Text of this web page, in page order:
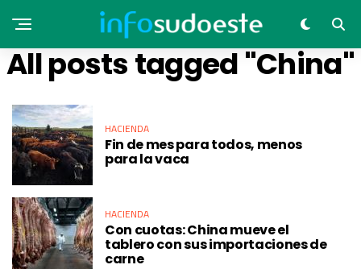
All posts tagged "China"
HACIENDA
Fin de mes para todos, menos
para la vaca
HACIENDA
Con cuotas: China mueve el
tablero con sus importaciones de
carne